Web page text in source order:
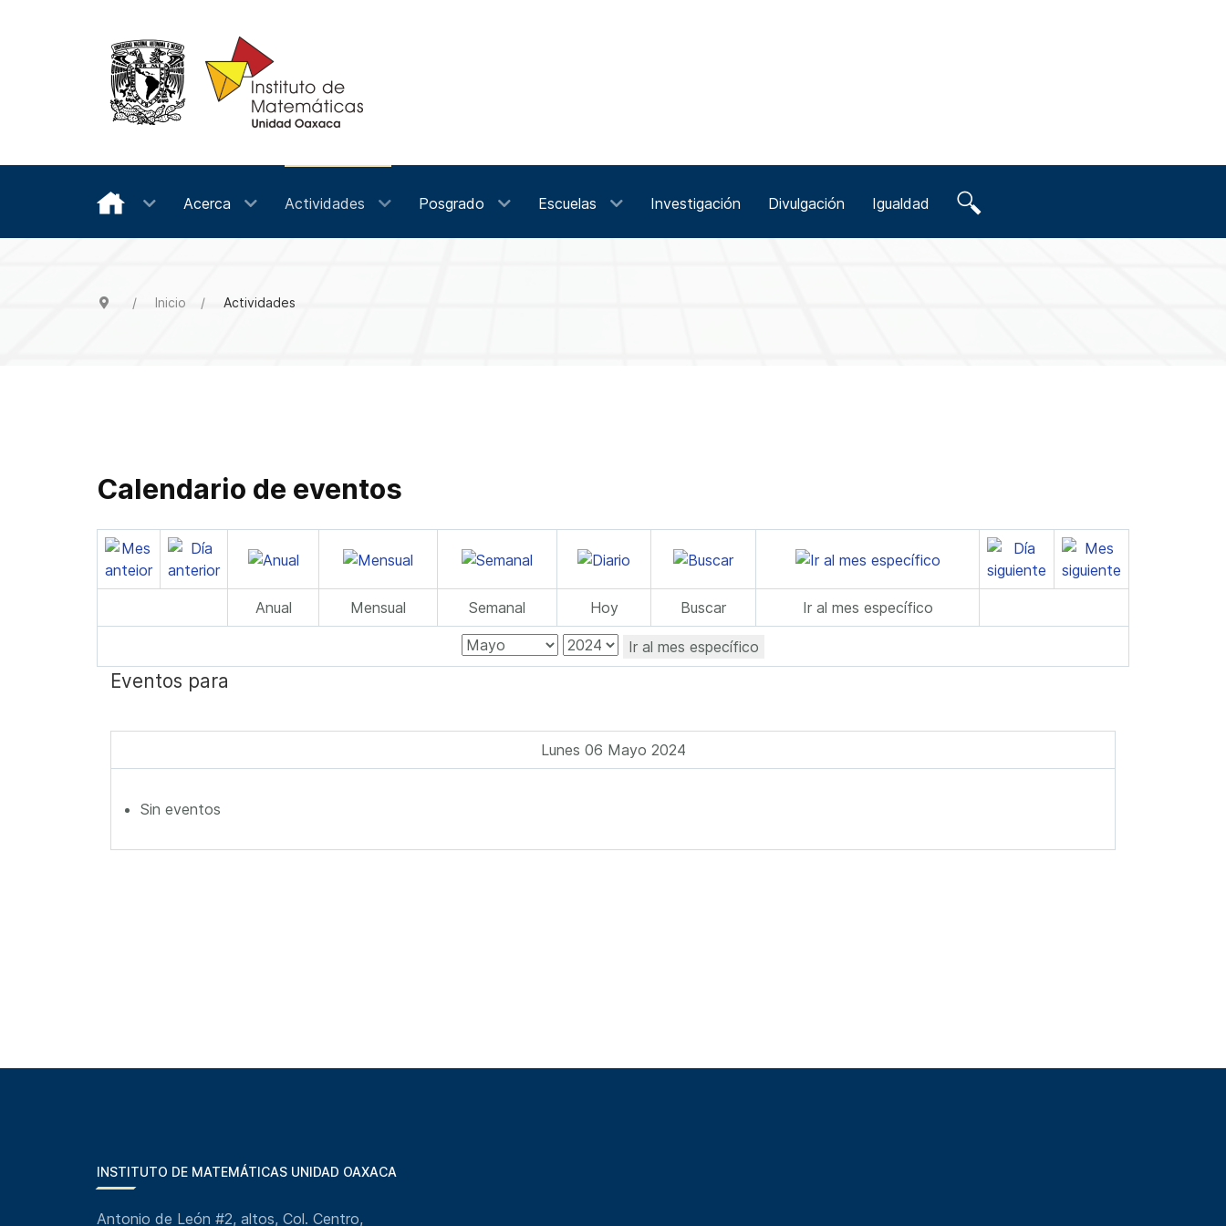
Acerca Actividades Posgrado Escuelas Investigación Divulgación Igualdad
Inicio Actividades
Calendario de eventos
Anual Mensual Semanal Hoy Buscar Ir al mes específico
Ir al mes específico
Eventos para
Lunes 06 Mayo 2024
Sin eventos
INSTITUTO DE MATEMÁTICAS UNIDAD OAXACA
Antonio de León #2, altos, Col. Centro,